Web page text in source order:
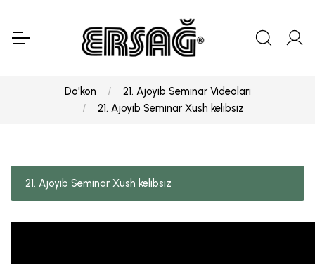
Do'kon
21. Ajoyib Seminar Videolari
21. Ajoyib Seminar Xush kelibsiz
21. Ajoyib Seminar Xush kelibsiz